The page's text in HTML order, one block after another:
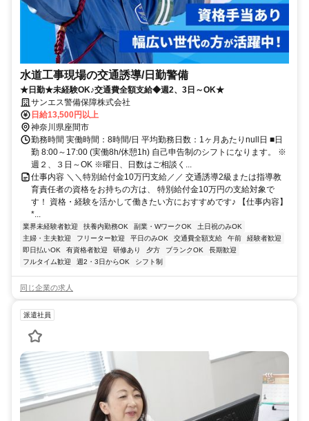
水道工事現場の交通誘導/日勤警備
★日勤★未経験OK♪交通費全額支給◆週2、3日～OK★
サンエス警備保障株式会社
日給13,500円以上
神奈川県座間市
勤務時間 実働時間：8時間/日 平均勤務日数：1ヶ月あたりnull日 ■日
勤 8:00～17:00 (実働8h/休憩1h) 自己申告制のシフトになります。 ※
週２、３日～OK ※曜日、日数はご相談く...
仕事内容 ＼＼特別給付金10万円支給／／ 交通誘導2級または指導教
育責任者の資格をお持ちの方は、 特別給付金10万円の支給対象で
す！ 資格・経験を活かして働きたい方におすすめです♪ 【仕事内容】
*...
業界未経験者歓迎 扶養内勤務OK 副業・WワークOK
土日祝のみOK
主婦・主夫歓迎
フリーター歓迎 平日のみOK 交通費全額支給 午前
経験者歓迎
即日払いOK
有資格者歓迎 研修あり 夕方 ブランクOK
長期歓迎
フルタイム歓迎
週2・3日からOK シフト制
同じ企業の求人
派遣社員